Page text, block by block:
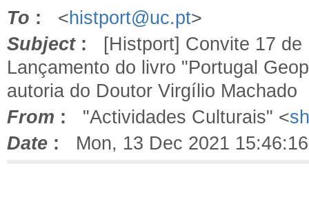
To : <histport@uc.pt>
Subject: [Histport] Convite 17 de
Lançamento do livro "Portugal
autoria do Doutor Virgílio Machado
From : "Actividades Culturais" <
Date : Mon, 13 Dec 2021